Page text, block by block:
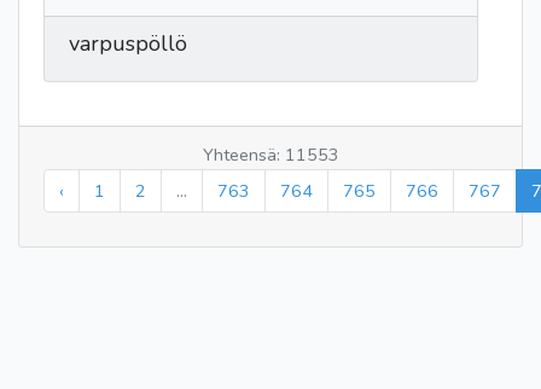
varpuspöllö
Yhteensä: 11553
‹
1 2 ... 763 764 765 766 767